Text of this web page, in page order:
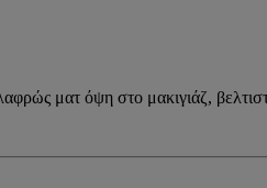
ματ όψη στο μακιγιάζ,